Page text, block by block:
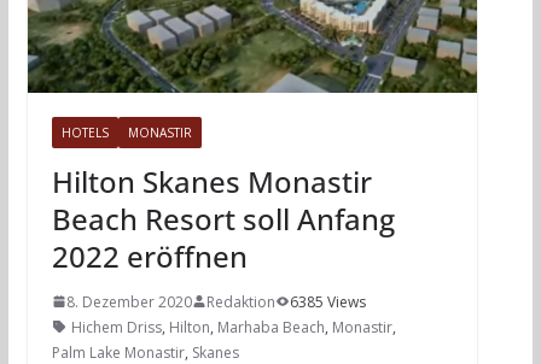
HOTELS MONASTIR
Hilton Skanes Monastir
Beach Resort soll Anfang
2022 eröffnen
8. Dezember 2020 Redaktion
6385 Views
Hichem Driss, Hilton, Marhaba Beach, Monastir,
Palm Lake Monastir, Skanes